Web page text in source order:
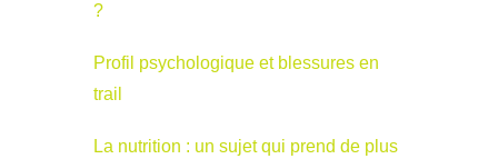
?
Profil psychologique et blessures en
trail
La nutrition : un sujet qui prend de plus